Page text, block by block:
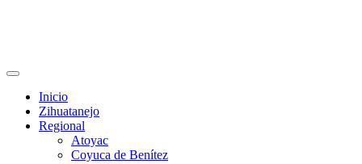
Primary
Inicio
Zihuatanejo
Regional
Atoyac
Coyuca de Benítez